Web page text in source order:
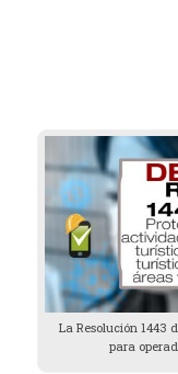
La Resolución 1443
para